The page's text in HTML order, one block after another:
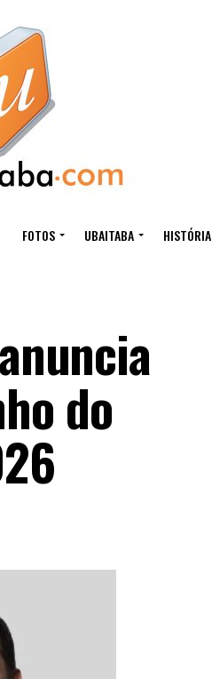
FOTOS UBAITABA HISTÓRIA
do